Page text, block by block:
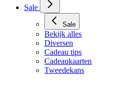
Archery Tag Verhuur
Sale
Bekijk alles
Diversen
Cadeau tips
Cadeaukaarten